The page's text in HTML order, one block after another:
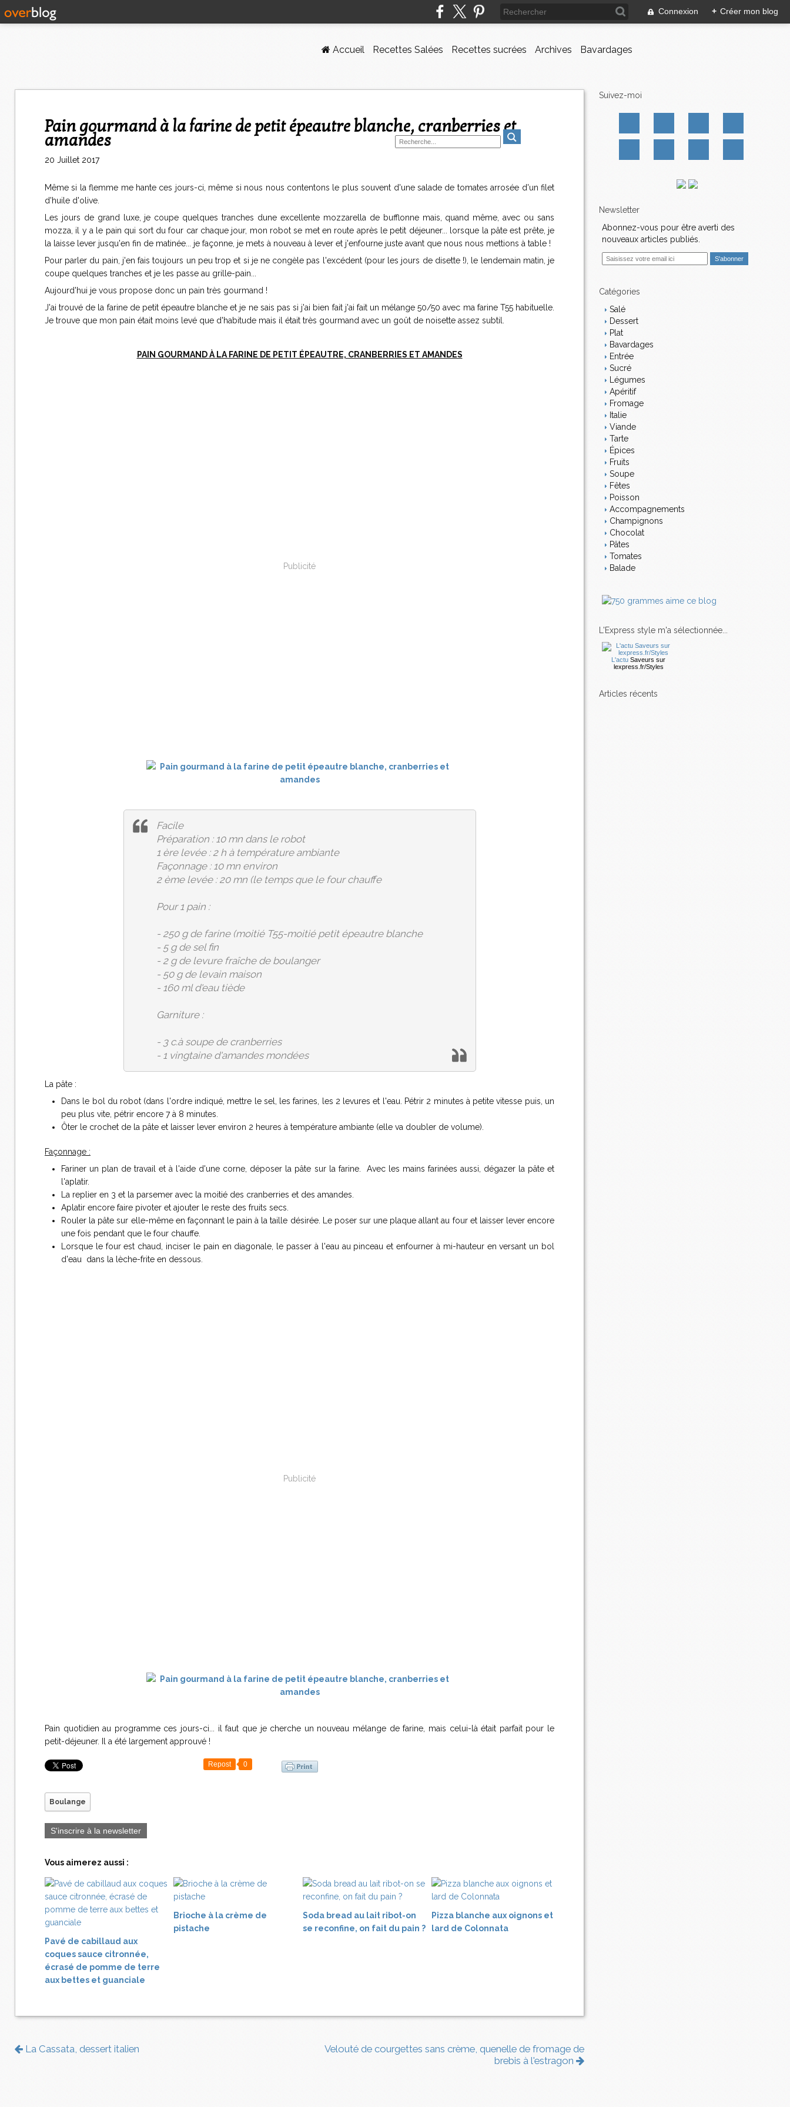
Connexion + Créer mon blog
Accueil Recettes Salées Recettes sucrées Archives Bavardages
Pain gourmand à la farine de petit épeautre blanche, cranberries et
amandes
20 Juillet 2017
Même si la flemme me hante ces jours-ci, même si nous nous contentons le plus souvent d'une salade de tomates arrosée d'un filet
d'huile d'olive.
Les jours de grand luxe, je coupe quelques tranches dune excellente mozzarella de bufflonne mais, quand même, avec ou sans
mozza, il y a le pain qui sort du four car chaque jour, mon robot se met en route après le petit déjeuner... lorsque la pâte est prête, je
la laisse lever jusqu'en fin de matinée... je façonne, je mets à nouveau à lever et j'enfourne juste avant que nous nous mettions à table !
Pour parler du pain, j'en fais toujours un peu trop et si je ne congèle pas l'excédent (pour les jours de disette !), le lendemain matin, je
coupe quelques tranches et je les passe au grille-pain...
Aujourd'hui je vous propose donc un pain très gourmand !
J'ai trouvé de la farine de petit épeautre blanche et je ne sais pas si j'ai bien fait j'ai fait un mélange 50/50 avec ma farine T55 habituelle.
Je trouve que mon pain était moins levé que d'habitude mais il était très gourmand avec un goût de noisette assez subtil.
PAIN GOURMAND À LA FARINE DE PETIT ÉPEAUTRE, CRANBERRIES ET AMANDES
Publicité
Facile
Préparation : 10 mn dans le robot
1 ère levée : 2 h à température ambiante
Façonnage : 10 mn environ
2 ème levée : 20 mn (le temps que le four chauffe
Pour 1 pain :
- 250 g de farine (moitié T55-moitié petit épeautre blanche
- 5 g de sel fin
- 2 g de levure fraîche de boulanger
- 50 g de levain maison
- 160 ml d'eau tiède
Garniture :
- 3 c.à soupe de cranberries
- 1 vingtaine d'amandes mondées
La pâte :
Dans le bol du robot (dans l'ordre indiqué, mettre le sel, les farines, les 2 levures et l'eau. Pétrir 2 minutes à petite vitesse puis, un
peu plus vite, pétrir encore 7 à 8 minutes.
Ôter le crochet de la pâte et laisser lever environ 2 heures à température ambiante (elle va doubler de volume).
Façonnage :
Fariner un plan de travail et à l'aide d'une corne, déposer la pâte sur la farine. Avec les mains farinées aussi, dégazer la pâte et
l'aplatir.
La replier en 3 et la parsemer avec la moitié des cranberries et des amandes.
Aplatir encore faire pivoter et ajouter le reste des fruits secs.
Rouler la pâte sur elle-même en façonnant le pain à la taille désirée. Le poser sur une plaque allant au four et laisser lever encore
une fois pendant que le four chauffe.
Lorsque le four est chaud, inciser le pain en diagonale, le passer à l'eau au pinceau et enfourner à mi-hauteur en versant un bol
d'eau dans la lèche-frite en dessous.
Publicité
Pain quotidien au programme ces jours-ci... il faut que je cherche un nouveau mélange de farine, mais celui-là était parfait pour le
petit-déjeuner. Il a été largement approuvé !
Repost 0
Boulange
S'inscrire à la newsletter
Vous aimerez aussi :
Pavé de cabillaud aux
coques sauce citronnée,
écrasé de pomme de terre
aux bettes et guanciale
Brioche à la crème de
pistache
Soda bread au lait ribot-on
se reconfine, on fait du pain ?
Pizza blanche aux oignons et
lard de Colonnata
La Cassata, dessert italien
Velouté de courgettes sans crème, quenelle de fromage de
brebis à l'estragon
Suivez-moi
Newsletter
Abonnez-vous pour être averti des
nouveaux articles publiés.
i Catégories
Salé
Dessert
Plat
Bavardages
Entrée
Sucré
Légumes
Apéritif
Fromage
Italie
Viande
Tarte
Épices
Fruits
Soupe
Fêtes
Poisson
Accompagnements
Champignons
Chocolat
Pâtes
Tomates
Balade
L'Express style m'a sélectionnée...
L'actu Saveurs sur
lexpress.fr/Styles
articles récents